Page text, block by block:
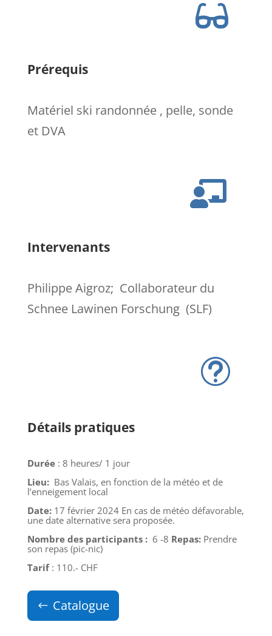

Prérequis
Matériel ski randonnée , pelle, sonde
et DVA

Intervenants
Philippe Aigroz; Collaborateur du
Schnee Lawinen Forschung (SLF)
t
Détails pratiques
Durée : 8 heures/ 1 jour
Lieu: Bas Valais, en fonction de la météo et de
l’enneigement local
Date: 17 février 2024 En cas de météo défavorable,
une date alternative sera proposée.
Nombre des participants : 6 -8 Repas: Prendre
son repas (pic-nic)
Tarif : 110.- CHF
Catalogue